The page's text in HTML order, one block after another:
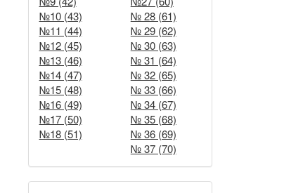
№10 (43)
№11 (44)
№12 (45)
№13 (46)
№14 (47)
№15 (48)
№16 (49)
№17 (50)
№18 (51)
№ 28 (61)
№ 29 (62)
№ 30 (63)
№ 31 (64)
№ 32 (65)
№ 33 (66)
№ 34 (67)
№ 35 (68)
№ 36 (69)
№ 37 (70)